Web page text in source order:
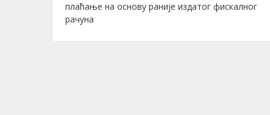
плаћање на основу раније издатог фискалног
рачуна